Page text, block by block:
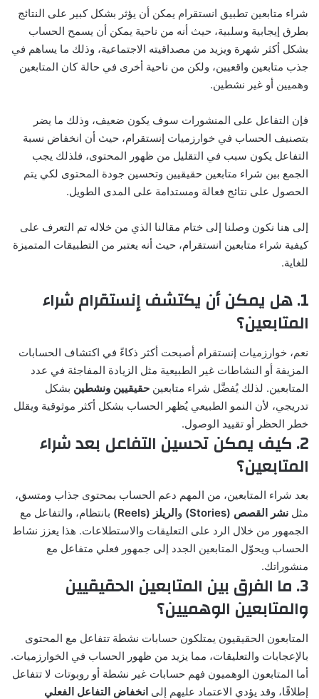
شراء متابعين تطبيق انستقرام يمكن أن يؤثر بشكل كبير على النتائج
بطرق إيجابية وسلبية، حيث أنه من ناحية يمكن أن يسمح الحساب
بشكل أكثر شهرة ويزيد من مصداقيته الاجتماعية، وذلك ما يساهم في
جذب متابعين واقعيين، ولكن من ناحية أخرى في حالة كان المتابعين
وهميين أو غير نشطين.
فإن التفاعل على المنشورات سوف يكون ضعيف، وذلك ما يضر
بتصنيف الحساب في خوارزميات إنستقرام، حيث أن انخفاض نسبة
التفاعل يكون سبب في التقليل من ظهور المحتوى، فلذلك يجب
الجمع بين شراء متابعين حقيقيين وتحسين جودة المحتوى لكي يتم
الحصول على نتائج فعالة ومستدامة على المدى الطويل.
إلى هنا نكون وصلنا إلى ختام مقالنا الذي من خلاله تم التعرف على
كيفية شراء متابعين انستقرام، حيث أنه يعتبر من التطبيقات المتميزة
للغاية.
1. هل يمكن أن يكتشف إنستقرام شراء
المتابعين؟
نعم، خوارزميات إنستقرام أصبحت أكثر ذكاءً في اكتشاف الحسابات
المزيفة أو النشاطات غير الطبيعية مثل الزيادة المفاجئة في عدد
المتابعين. لذلك يُفضَّل شراء متابعين حقيقيين ونشطين بشكل
تدريجي، لأن النمو الطبيعي يُظهر الحساب بشكل أكثر موثوقية ويقلل
خطر الحظر أو تقييد الوصول.
2. كيف يمكن تحسين التفاعل بعد شراء
المتابعين؟
بعد شراء المتابعين، من المهم دعم الحساب بمحتوى جذاب ومتسق،
مثل نشر القصص (Stories) و الريلز (Reels)
بانتظام، والتفاعل مع
الجمهور من خلال الرد على التعليقات والاستطلاعات. هذا يعزز نشاط
الحساب ويحوّل المتابعين الجدد إلى جمهور فعلي متفاعل مع
منشوراتك.
3. ما الفرق بين المتابعين الحقيقيين
والمتابعين الوهميين؟
المتابعون الحقيقيون يمتلكون حسابات نشطة تتفاعل مع المحتوى
بالإعجابات والتعليقات، مما يزيد من ظهور الحساب في الخوارزميات.
أما المتابعون الوهميون فهم حسابات غير نشطة أو روبوتات لا تتفاعل
إطلاقًا، وقد يؤدي الاعتماد عليهم إلى انخفاض التفاعل الفعلي